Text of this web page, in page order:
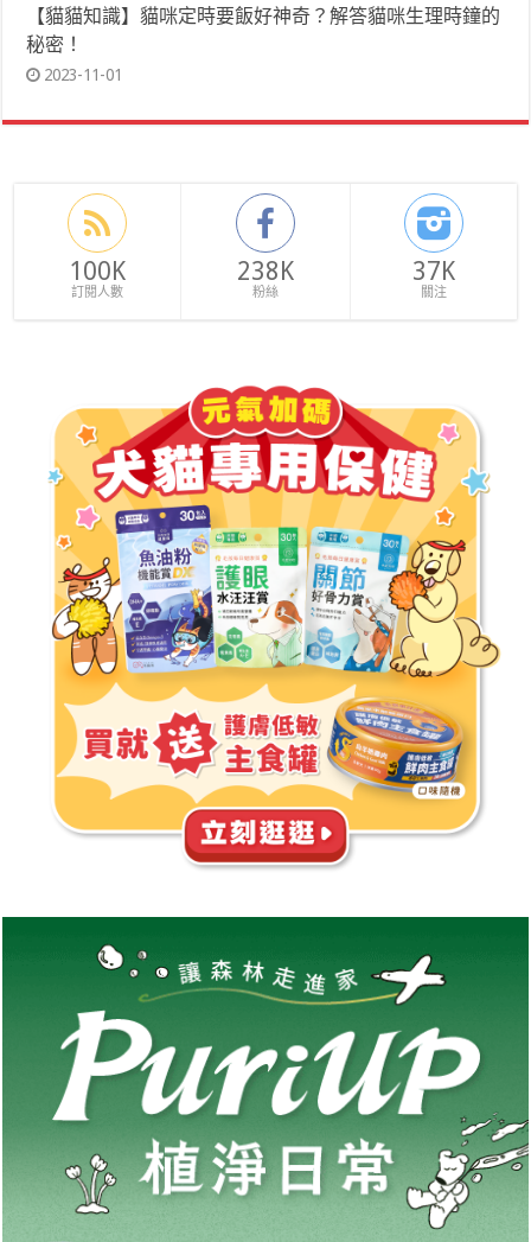
【貓貓知識】貓咪定時要飯好神奇？解答貓咪生理時鐘的
秘密！
2023-11-01
100K
訂閱人數
238K
粉絲
37K
關注